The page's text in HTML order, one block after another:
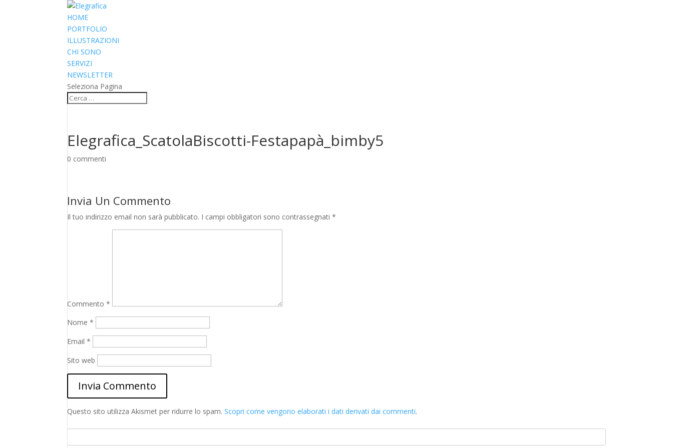
HOME
PORTFOLIO
ILLUSTRAZIONI
CHI SONO
SERVIZI
NEWSLETTER
Seleziona Pagina
Elegrafica_ScatolaBiscotti-Festapapà_bimby5
0 commenti
Invia Un Commento
Il tuo indirizzo email non sarà pubblicato. I campi obbligatori sono contrassegnati*
Commento*
Nome*
Email*
Sito web
Questo sito utilizza Akismet per ridurre lo spam.Scopri come vengono elaborati i dati derivati dai commenti.